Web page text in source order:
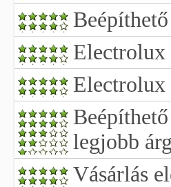
Electrolux
Electrolux
legjobb
Vásárlás